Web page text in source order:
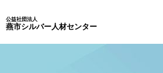
公益社団法人
燕市シルバー人材センター